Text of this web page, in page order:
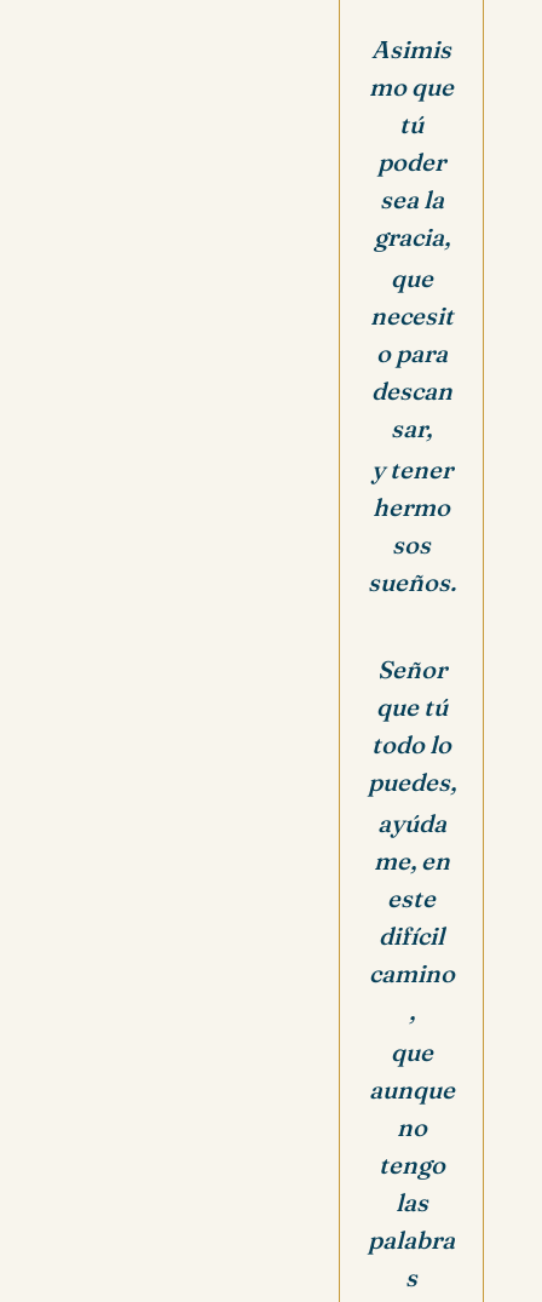
Asimis
mo que
tú
poder
sea la
gracia,
que
necesit
o para
descan
sar,
y tener
hermo
sos
sueños.
Señor
que tú
todo lo
puedes,
ayúda
me, en
este
difícil
camino
,
que
aunque
no
tengo
las
palabra
s